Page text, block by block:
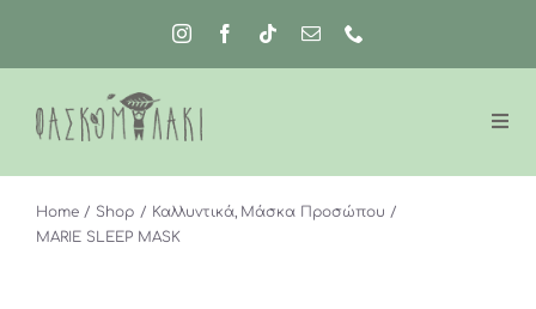
περιεχόμενο
Home Shop Καλλυντικά Μάσκα Προσώπου
MARIE SLEEP MASK